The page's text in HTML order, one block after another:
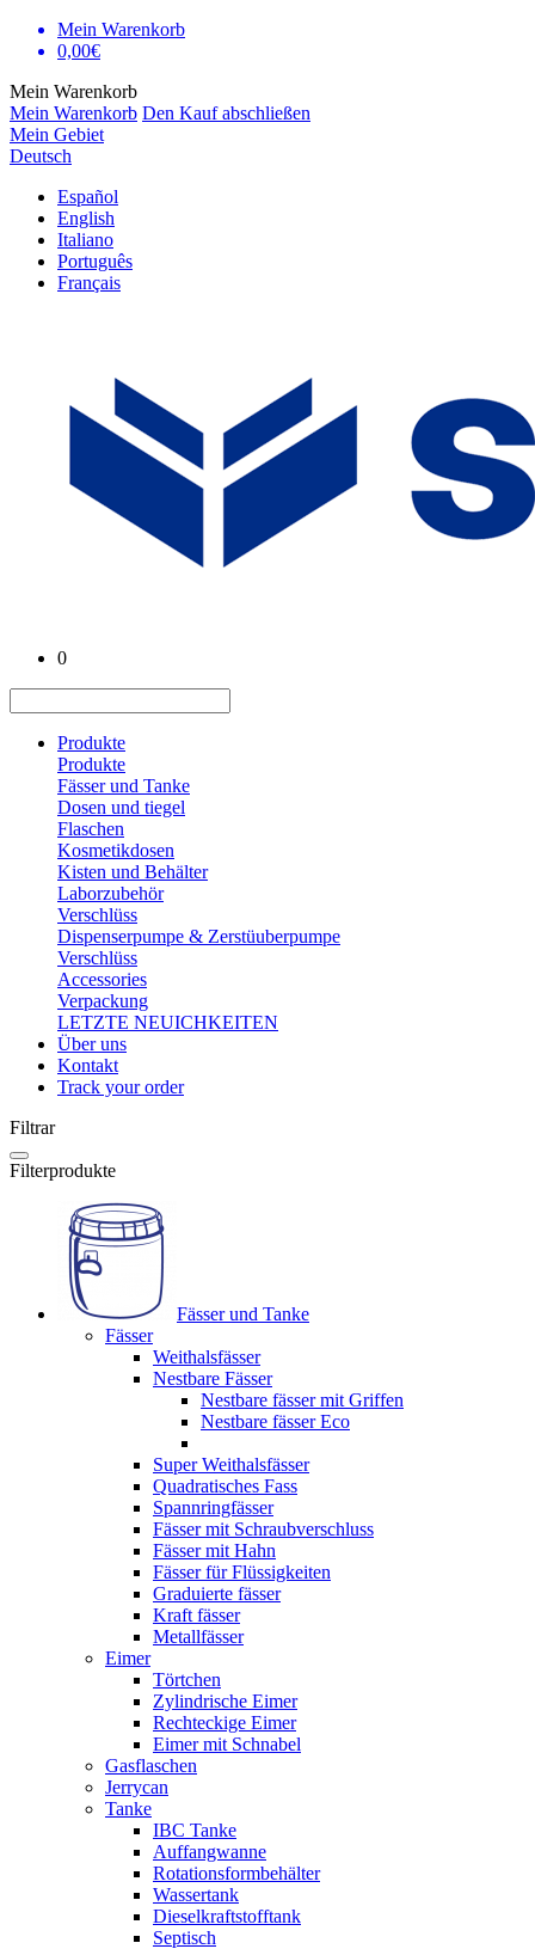
Mein Warenkorb
0,00€
Mein Warenkorb
Mein Warenkorb Den Kauf abschließen
Mein Gebiet
Deutsch
Español
English
Italiano
Português
Français
0
Produkte
Produkte
Fässer und Tanke
Dosen und tiegel
Flaschen
Kosmetikdosen
Kisten und Behälter
Laborzubehör
Verschlüss
Dispenserpumpe & Zerstüuberpumpe
Verschlüss
Accessories
Verpackung
LETZTE NEUICHKEITEN
Über uns
Kontakt
Track your order
Filtrar
Filterprodukte
Fässer und Tanke
Fässer
Weithalsfässer
Nestbare Fässer
Nestbare fässer mit Griffen
Nestbare fässer Eco
Super Weithalsfässer
Quadratisches Fass
Spannringfässer
Fässer mit Schraubverschluss
Fässer mit Hahn
Fässer für Flüssigkeiten
Graduierte fässer
Kraft fässer
Metallfässer
Eimer
Törtchen
Zylindrische Eimer
Rechteckige Eimer
Eimer mit Schnabel
Gasflaschen
Jerrycan
Tanke
IBC Tanke
Auffangwanne
Rotationsformbehälter
Wassertank
Dieselkraftstofftank
Septisch